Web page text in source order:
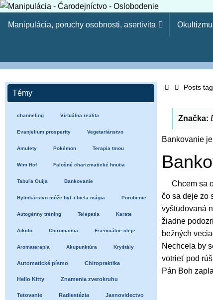
Skip
tvojich synov. (Oz 4:6) Lebo odbojnosť je (ako)
15-23)
Manipulácia, poruchy osobnosti, asertivita
HomePosts
Značka:
Bankovanie
Chcem sa
čo sa deje zo
vyštudovaná
žiadne
bežných
Nechcela by
votrieť pod
Pán Boh
Témy
channeling Virtuálna realita
Evanjelium prosperity Vegetariánstvo
Amulety Pokémon Terapia tmou
Wim Hof Falošné charizmatické hnutia
Tabuľa Ouija Bankovanie
Bylinkárstvo môže byť i biela mágia Porobenie
Autogénny tréning Telepatia Karate
Aikido Chiromantia Esenciálne oleje
Aromaterapia Akupunktúra Kryštály
Automatické písmo Chiropraktika
Hello Kitty Znamenia zverokruhu
Tetovanie Radiestézia Jasnovidectvo